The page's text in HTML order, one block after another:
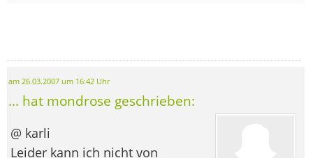
am 26.03.2007 um 16:42 Uhr
... hat mondrose geschrieben:
@ karli
Leider kann ich nicht von